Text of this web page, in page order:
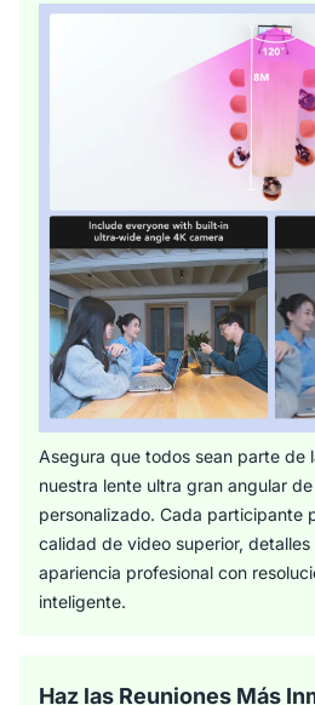
Asegura que todos sean parte de
nuestra lente ultra gran angular
personalizado. Cada participante
calidad de video superior, detalles
apariencia profesional con
inteligente.
Haz las Reuniones Más